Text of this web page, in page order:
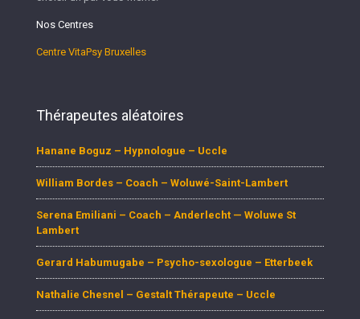
Nos Centres
Centre VitaPsy Bruxelles
Thérapeutes aléatoires
Hanane Boguz – Hypnologue – Uccle
William Bordes – Coach – Woluwé-Saint-Lambert
Serena Emiliani – Coach – Anderlecht — Woluwe St
Lambert
Gerard Habumugabe – Psycho-sexologue – Etterbeek
Nathalie Chesnel – Gestalt Thérapeute – Uccle